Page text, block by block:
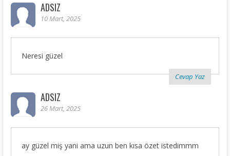
ADSIZ
10 Mart, 2025
Neresi güzel
Cevap Yaz
ADSIZ
26 Mart, 2025
ay güzel miş yani ama uzun ben kısa özet istedimmm